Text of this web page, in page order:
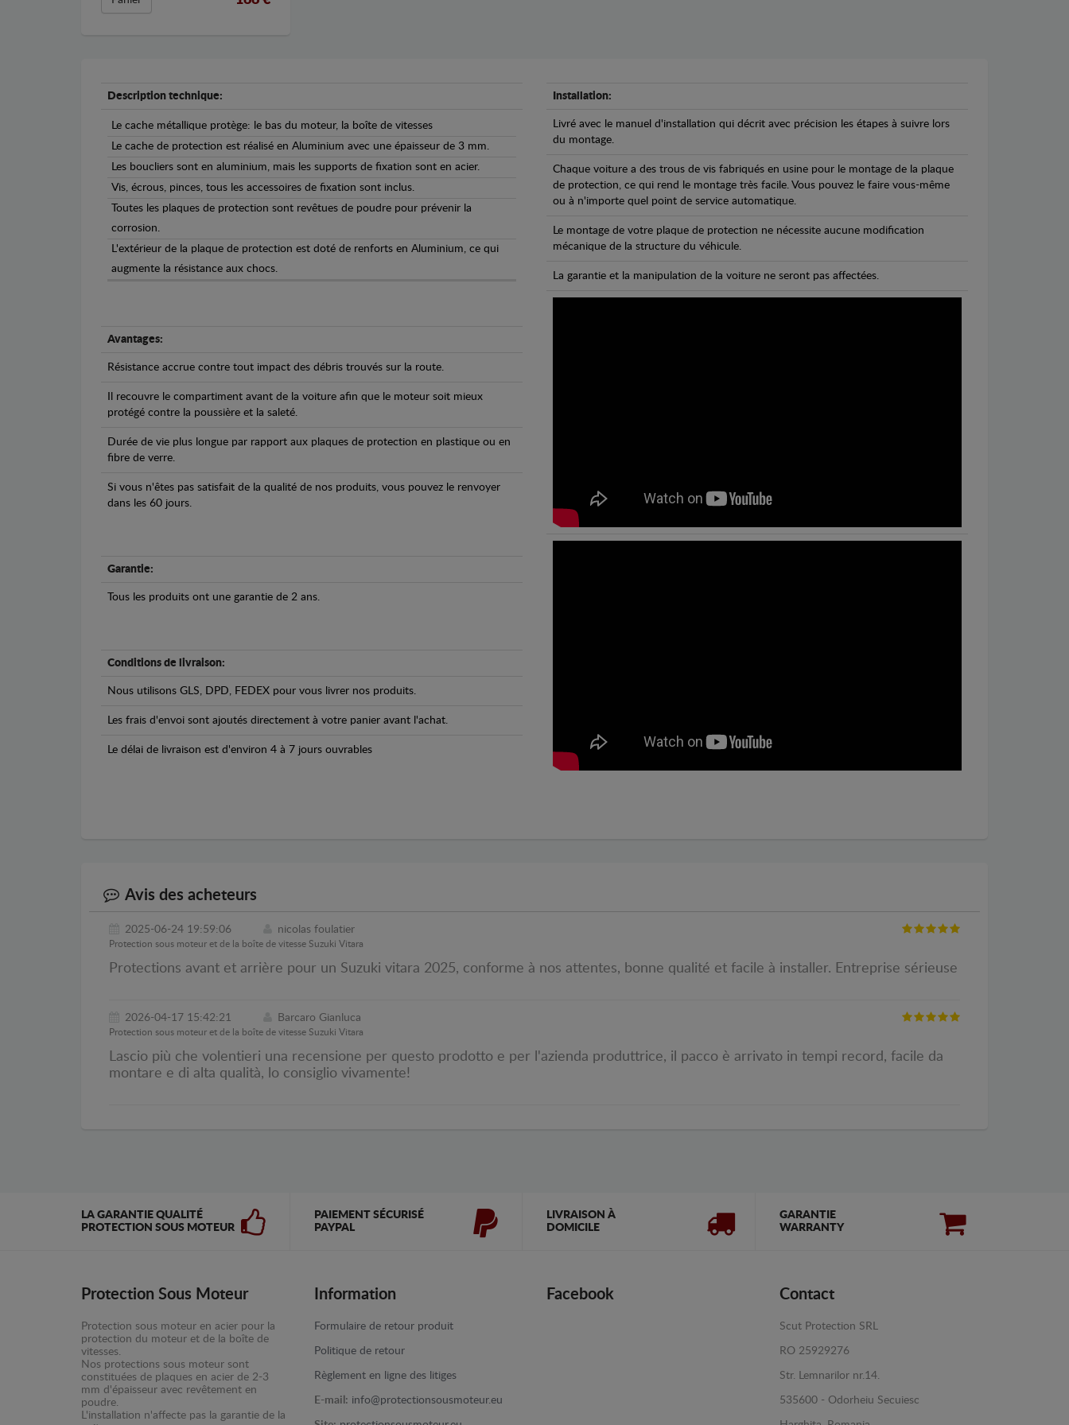
Description technique:
Le cache métallique protège: le bas du moteur, la boîte de vitesses
Le cache de protection est réalisé en Aluminium avec une épaisseur de 3 mm.
Les boucliers sont en aluminium, mais les supports de fixation sont en acier.
Vis, écrous, pinces, tous les accessoires de fixation sont inclus.
Toutes les plaques de protection sont revêtues de poudre pour prévenir la
corrosion.
L'extérieur de la plaque de protection est doté de renforts en Aluminium, ce qui
augmente la résistance aux chocs.
Avantages:
Résistance accrue contre tout impact des débris trouvés sur la route.
Il recouvre le compartiment avant de la voiture afin que le moteur soit mieux
protégé contre la poussière et la saleté.
Durée de vie plus longue par rapport aux plaques de protection en plastique ou en
fibre de verre.
Si vous n'êtes pas satisfait de la qualité de nos produits, vous pouvez le renvoyer
dans les 60 jours.
Garantie:
Tous les produits ont une garantie de 2 ans.
Conditions de livraison:
Nous utilisons GLS, DPD, FEDEX pour vous livrer nos produits.
Les frais d'envoi sont ajoutés directement à votre panier avant l'achat.
Le délai de livraison est d'environ 4 à 7 jours ouvrables
Installation:
Livré avec le manuel d'installation qui décrit avec précision les étapes à suivre lors
du montage.
Chaque voiture a des trous de vis fabriqués en usine pour le montage de la plaque
de protection, ce qui rend le montage très facile. Vous pouvez le faire vous-même
ou à n'importe quel point de service automatique.
Le montage de votre plaque de protection ne nécessite aucune modification
mécanique de la structure du véhicule.
La garantie et la manipulation de la voiture ne seront pas affectées.
Avis des acheteurs
2025-06-24 19:59:06 nicolas foulatier
Protection sous moteur et de la boîte de vitesse Suzuki Vitara
Protections avant et arrière pour un Suzuki vitara 2025, conforme à nos attentes, bonne qualité et facile à installer. Entreprise sérieuse
2026-04-17 15:42:21 Barcaro Gianluca
Protection sous moteur et de la boîte de vitesse Suzuki Vitara
Lascio più che volentieri una recensione per questo prodotto e per l'azienda produttrice, il pacco è arrivato in tempi record, facile da
montare e di alta qualità, lo consiglio vivamente!
LA GARANTIE QUALITÉ
PROTECTION SOUS MOTEUR
PAIEMENT SÉCURISÉ
PAYPAL
LIVRAISON À
DOMICILE
GARANTIE
WARRANTY
Protection Sous Moteur
Protection sous moteur en acier pour la
protection du moteur et de la boîte de
vitesses.
Nos protections sous moteur sont
constituées de plaques en acier de 2-3
mm d'épaisseur avec revêtement en
poudre.
L'installation n'affecte pas la garantie de la
Information
Formulaire de retour produit
Politique de retour
Règlement en ligne des litiges
E-mail: info@protectionsousmoteur.eu
Facebook Contact
Scut Protection SRL
RO 25929276
Str. Lemnarilor nr.14.
535600 - Odorheiu Secuiesc